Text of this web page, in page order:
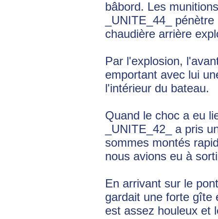
bâbord. Les
_UNITE_44_
chaudière arrière
Par l'explosion,
emportant avec lui
l'intérieur du bateau.
Quand le choc a eu
_UNITE_42_ a pris
sommes montés
nous avions eu à
En arrivant sur le
gardait une forte gîte
est assez houleux et